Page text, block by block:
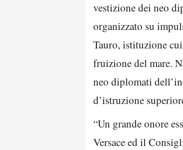
vestizione dei neo
organizzato su
Tauro, istituzione
fruizione del mare.
neo diplomati
d’istruzione
“Un grande onore
Versace ed il